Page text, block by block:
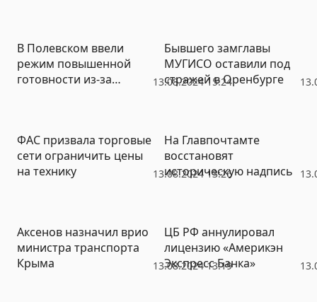
13.08.2024 15:24
В Полевском ввели
режим повышенной
готовности из-за
Бывшего замглавы
МУГИСО оставили под
стражей в Оренбурге
13.08.2024 13:26
ФАС призвала торговые
сети ограничить цены
на технику
На Главпочтамте
восстановят
историческую надпись
13.08.2024 13:19
Аксенов назначил врио
министра транспорта
Крыма
ЦБ РФ аннулировал
лицензию «Америкэн
Экспресс Банка»